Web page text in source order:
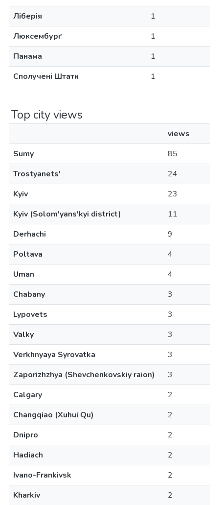
Ліберія
1
Люксембурґ
1
Панама
1
Сполучені Штати
1
Top city views
views
Sumy
85
Trostyanets'
24
Kyiv
23
Kyiv (Solom'yans'kyi district)
11
Derhachi
9
Poltava
4
Uman
4
Chabany
3
Lypovets
3
Valky
3
Verkhnyaya Syrovatka
3
Zaporizhzhya (Shevchenkovskiy raion)
3
Calgary
2
Changqiao (Xuhui Qu)
2
Dnipro
2
Hadiach
2
Ivano-Frankivsk
2
Kharkiv
2